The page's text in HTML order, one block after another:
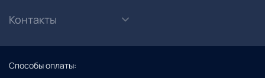
Контакты
Способы оплаты: